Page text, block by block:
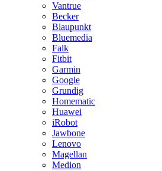
Vantrue
Becker
Blaupunkt
Bluemedia
Falk
Fitbit
Garmin
Google
Grundig
Homematic
Huawei
iRobot
Jawbone
Lenovo
Magellan
Medion